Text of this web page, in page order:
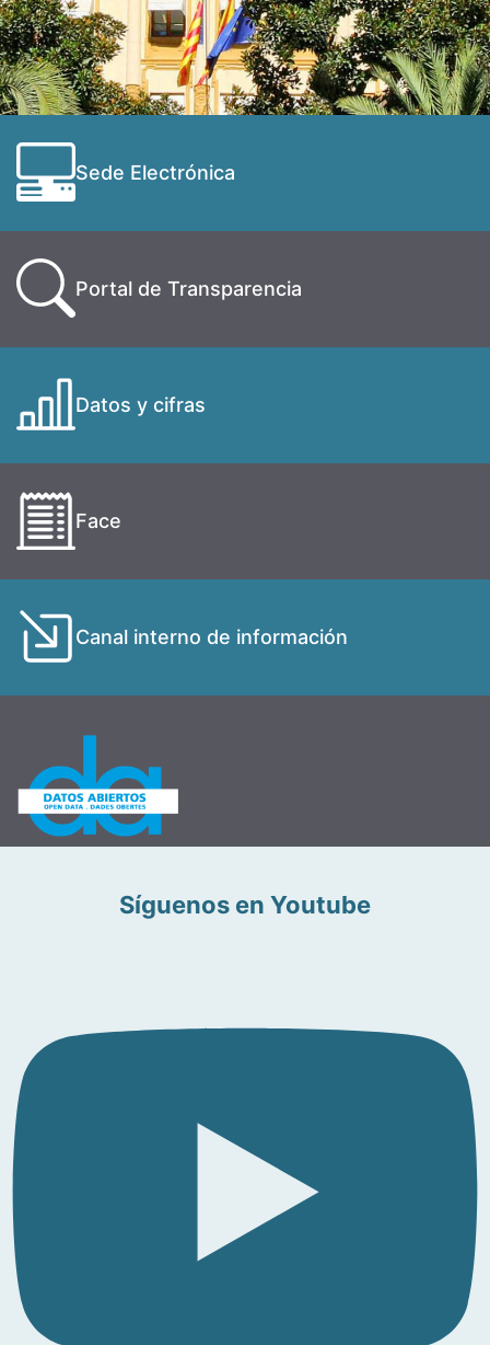
Sede Electrónica
Portal de Transparencia
Datos y cifras
Face
Canal interno de información
Síguenos en Youtube